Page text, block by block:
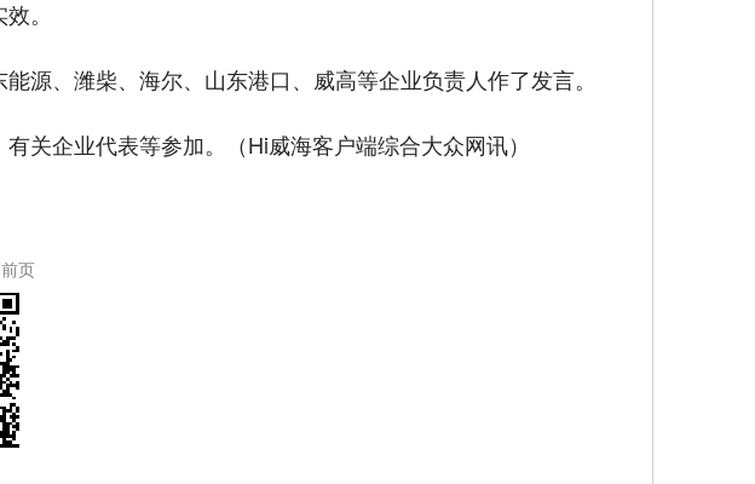
。
源、潍柴、海尔、山东港口、威高等企业负责人作了发言。
关企业代表等参加。（Hi威海客户端综合大众网讯）
页